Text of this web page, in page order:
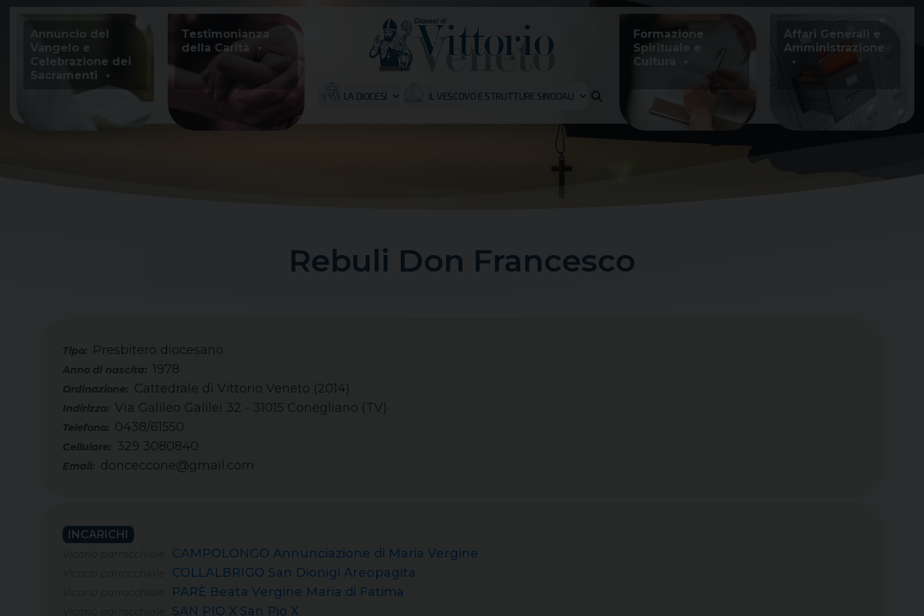
content
Annuncio del
Vangelo e
Celebrazione dei
Sacramenti
Testimonianza
della Carità
LA DIOCESI IL VESCOVO E STRUTTURE SINODALI
Formazione
Spirituale e
Cultura
Affari Generali e
Amministrazione
Rebuli Don Francesco
Tipo:
Presbitero diocesano
1978
Cattedrale di Vittorio Veneto (2014)
Telefono: 0438/61550
Cellulare: 329 3080840
Email: donceccone@gmail.com
Via Galileo Galilei 32 - 31015 Conegliano (TV)
INCARICHI
CAMPOLONGO Annunciazione di Maria Vergine
COLLALBRIGO San Dionigi Areopagita
PARÈ Beata Vergine Maria di Fatima
SAN PIO X San Pio X